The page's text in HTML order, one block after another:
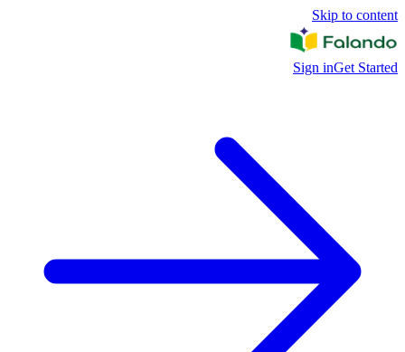
Skip to content
Sign inGet Started